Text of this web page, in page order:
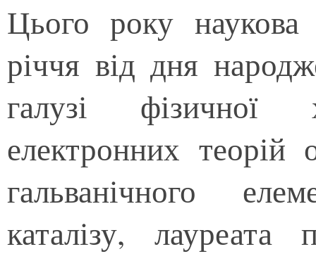
Цього року наукова
річчя від дня
галузі фізичної
електронних теорій
гальванічного
каталізу, лауреата